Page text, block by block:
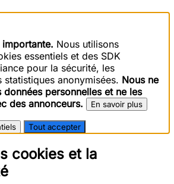
Nous utilisons
essentiels et des SDK
pour la sécurité, les
anonymisées. Nous ne
personnelles et ne les
des annonceurs.
En savoir plus
Tout accepter
cookies et la